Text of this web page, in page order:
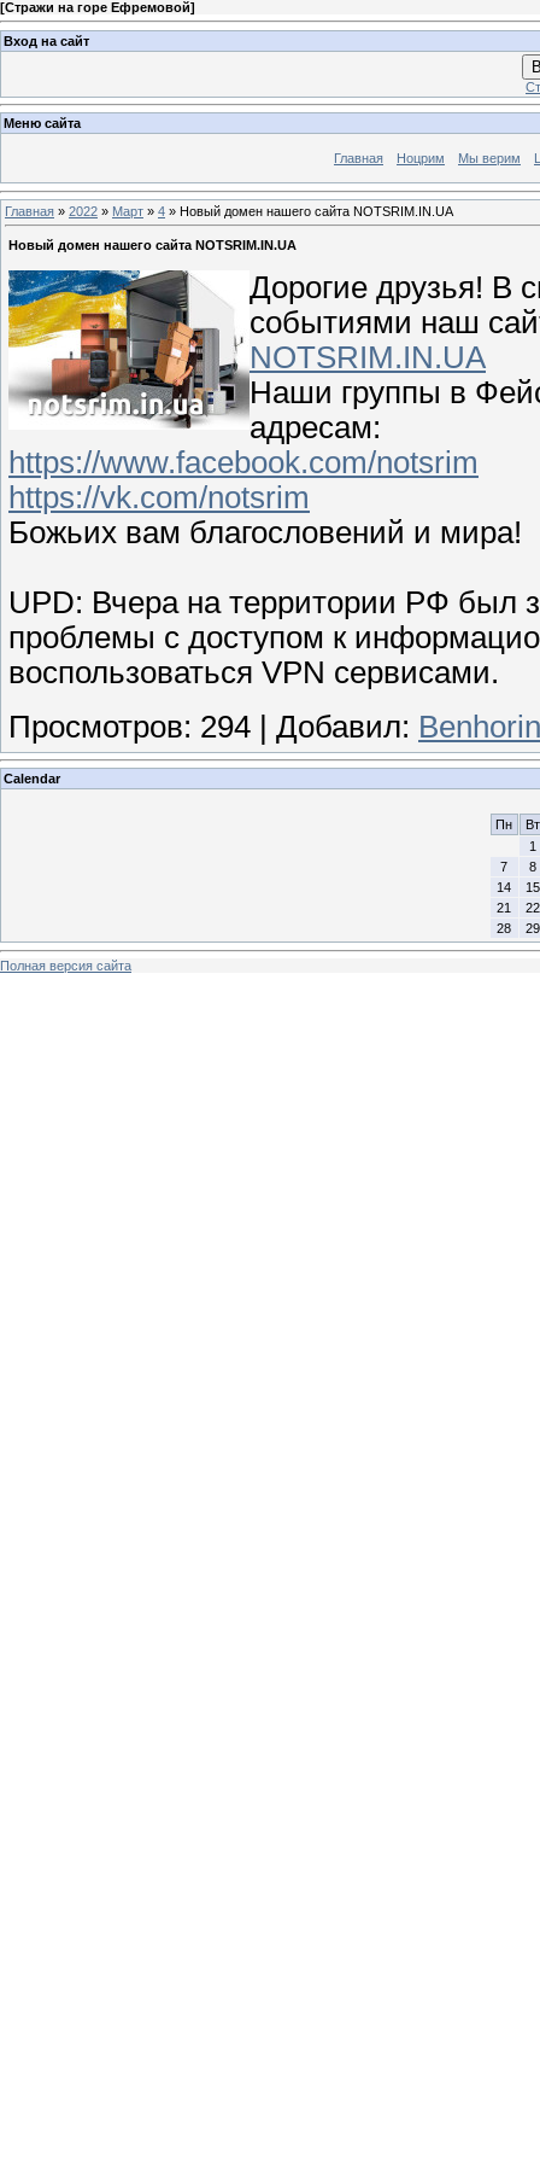
[Стражи на горе Ефремовой]
Вход на сайт
Меню сайта
Главная Ноцрим Мы верим
Главная » 2022 » Март » 4 » Новый домен нашего сайта NOTSRIM.IN.UA
Новый домен нашего сайта NOTSRIM.IN.UA
Дорогие друзья! В
событиями наш
NOTSRIM.IN.UA
Наши группы в
адресам:
https://www.facebook.com/notsrim
https://vk.com/notsrim
Божьих вам благословений и мира!
UPD: Вчера на территории РФ был
проблемы с доступом к
воспользоваться VPN сервисами.
Просмотров: 294 | Добавил: Benhorin
Calendar
Пн
Вт
1
7
8
14
15
21
22
28
29
Полная версия сайта